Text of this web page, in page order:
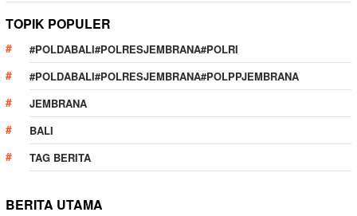
TOPIK POPULER
#POLDABALI#POLRESJEMBRANA#POLRI
#POLDABALI#POLRESJEMBRANA#POLPPJEMBRANA
JEMBRANA
BALI
TAG BERITA
BERITA UTAMA